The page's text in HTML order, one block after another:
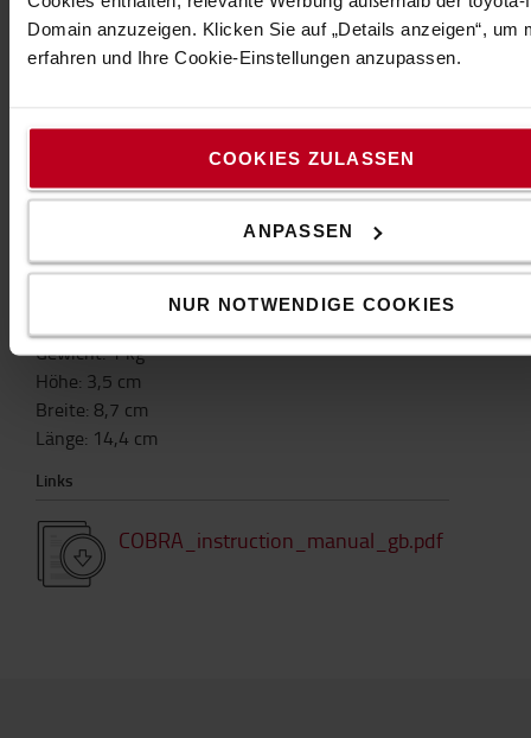
Domain anzuzeigen. Klicken Sie auf „Details anzeigen“, um
erfahren und Ihre Cookie-Einstellungen anzupassen.
COOKIES ZULASSEN
ANPASSEN
NUR NOTWENDIGE COOKIES
*Laser = grüne Laserlinie
*Lasersicherheitsklasse = 1 M (keine Gefahr für die
*Betriebsdauer im Dauerbetrieb = min. 20 Stunden
*Stromversorgung = Batterie
*Energiesparmodus = COBRA ist inaktiv, wenn der
aktiviert, wenn er in Bewegung ist
*Einsatzbereich = Für den Innenbereich konzipiert
Gewicht:1kg
Höhe: 3,5 cm
Breite: 8,7 cm
Länge: 14,4 cm
Links
COBRA_instruction_manual_gb.pdf